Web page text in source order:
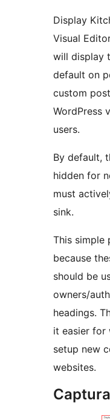
Display
Visual
will display
default on
custom
WordPress
users.
By default,
hidden for
must
sink.
This simple
because
should be
owners/
headings.
it easier for
setup new
websites.